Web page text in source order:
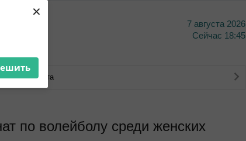
×
7 августа 2026
Сейчас 18:45
счета
по волейболу среди женских